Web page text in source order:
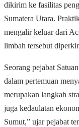
dikirim ke fasilitas
Sumatera Utara.
mengalir keluar dari
limbah tersebut
Seorang pejabat
dalam pertemuan
merupakan langkah
juga kedaulatan
Sumut,” ujar pejabat